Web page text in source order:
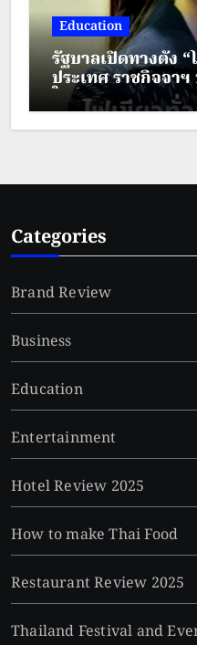
Education
รัฐบาลเปิดทางตั้ง “
ประเทศ ราชกิจจา
ใหม่ ยกระดับคุณภ
Categories
Brand Review
Business
Education
Entertainment
Hotel Review 2025
How to make Thai Food
Restaurant Review 2025
Thailand Festival and